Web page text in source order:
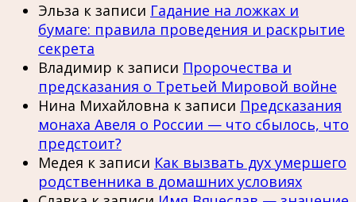
Эльза к записи Гадание на ложках и
бумаге: правила проведения и раскрытие
секрета
Владимир к записи Пророчества и
предсказания о Третьей Мировой войне
Нина Михайловна к записи Предсказания
монаха Авеля о России — что сбылось, что
предстоит?
Медея к записи Как вызвать дух умершего
родственника в домашних условиях